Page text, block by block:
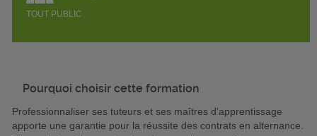
TOUT PUBLIC
Pourquoi choisir cette formation
Professionnaliser ses tuteurs et ses maîtres d'apprentissage
apporte une garantie pour la réussite des contrats en alternance.